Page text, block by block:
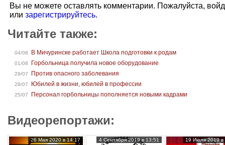
Вы не можете оставлять комментарии. Пожалуйста,
или зарегистрируйтесь.
Читайте также:
04/08 В Мичуринске работает Школа подготовки к родам
01/08 Горбольница получила новое оборудование
29/07 Против опасного заболевания
28/07 Юбилей в жизни, юбилей в профессии
25/07 Персонал горбольницы пополняется новыми кадрами
Видеорепортажи:
26 Мая 2020 в 14:17 4 Сентября 2019 в 13:51 19 Июля 2019 в